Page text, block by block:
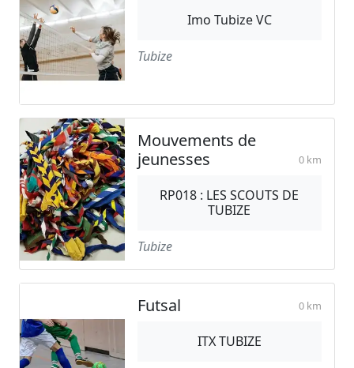
Imo Tubize VC
Tubize
Mouvements de
jeunesses
0 km
RP018 : LES SCOUTS DE
TUBIZE
Tubize
Futsal 0 km
ITX TUBIZE